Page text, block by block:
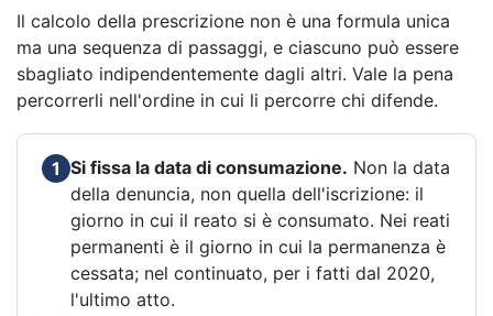
Il calcolo della prescrizione non è una formula unica
ma una sequenza di passaggi, e ciascuno può essere
sbagliato indipendentemente dagli altri. Vale la pena
percorrerli nell'ordine in cui li percorre chi difende.
1 Si fissa la data di consumazione. Non la data
della denuncia, non quella dell'iscrizione: il
giorno in cui il reato si è consumato. Nei reati
permanenti è il giorno in cui la permanenza è
cessata; nel continuato, per i fatti dal 2020,
l'ultimo atto.